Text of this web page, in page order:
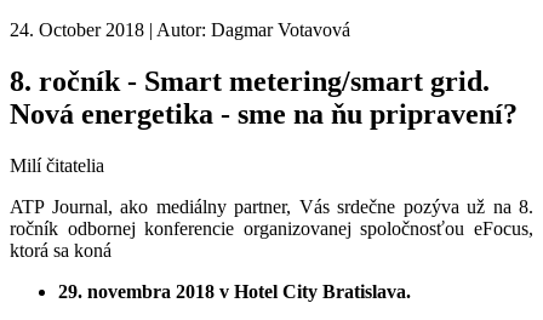
24. October 2018 | Autor: Dagmar Votavová
8. ročník - Smart metering/smart grid.
Nová energetika - sme na ňu pripravení?
Milí čitatelia
ATP Journal, ako mediálny partner, Vás srdečne pozýva už na 8.
ročník odbornej konferencie organizovanej spoločnosťou eFocus,
ktorá sa koná
29. novembra 2018 v Hotel City Bratislava.